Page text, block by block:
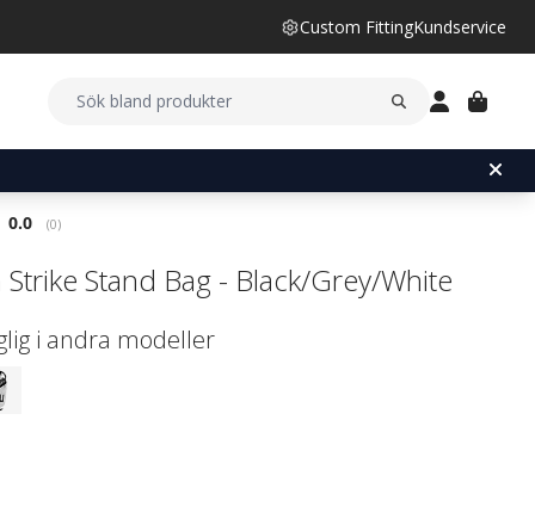
Custom FittingKundservice
Snittbetyg:
0.0 (röster:
0)
Stand Bag - Black/Grey/White
i andra modeller